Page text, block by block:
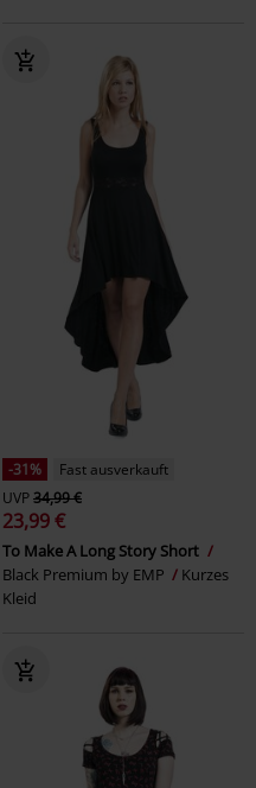
-31%
Fast ausverkauft
UVP34,99 €
23,99 €
To Make A Long Story Short
Black Premium by EMP
Kurzes
Kleid